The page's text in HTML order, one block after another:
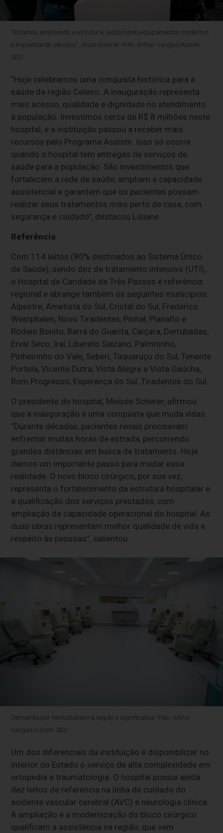
"Estamos ampliando a estrutura, adquirindo equipamentos modernos
e implantando serviços", disse Gabriel -Foto: Arthur Vargas/Ascom
SES
“Hoje celebramos uma conquista histórica para a
saúde da região Celeiro. A inauguração representa
mais acesso, qualidade e dignidade no atendimento
à população. Investimos cerca de R$ 8 milhões neste
hospital, e a instituição passou a receber mais
recursos pelo Programa Assistir. Isso só ocorre
quando o hospital tem entregas de serviços de
saúde para a população. São investimentos que
fortalecem a rede de saúde, ampliam a capacidade
assistencial e garantem que os pacientes possam
realizar seus tratamentos mais perto de casa, com
segurança e cuidado”, destacou Lisiane.
Referência
Com 114 leitos (80% destinados ao Sistema Único
de Saúde), sendo dez de tratamento intensivo (UTI),
o Hospital de Caridade de Três Passos é referência
regional e abrange também os seguintes municípios:
Alpestre, Ametista do Sul, Cristal do Sul, Frederico
Westphalen, Novo Tiradentes, Pinhal, Planalto e
Rodeio Bonito, Barra do Guarita, Caiçara, Derrubadas,
Erval Seco, Iraí, Liberato Salzano, Palmitinho,
Pinheirinho do Vale, Seberi, Taquaruçu do Sul, Tenente
Portela, Vicente Dutra, Vista Alegre e Vista Gaúcha,
Bom Progresso, Esperança do Sul, Tiradentes do Sul.
O presidente do hospital, Moisés Scherer, afirmou
que a inauguração é uma conquista que muda vidas.
“Durante décadas, pacientes renais precisavam
enfrentar muitas horas de estrada, percorrendo
grandes distâncias em busca de tratamento. Hoje
damos um importante passo para mudar essa
realidade. O novo bloco cirúrgico, por sua vez,
representa o fortalecimento da estrutura hospitalar e
a qualificação dos serviços prestados, com
ampliação da capacidade operacional do hospital. As
duas obras representam melhor qualidade de vida e
respeito às pessoas”, salientou.
Demanda por hemodiálise na região é significativa -Foto: Arthur
Vargas/Ascom SES
Um dos diferenciais da instituição é disponibilizar no
interior do Estado o serviço de alta complexidade em
ortopedia e traumatologia. O hospital possui ainda
dez leitos de referência na linha de cuidado do
acidente vascular cerebral (AVC) e neurologia clínica.
A ampliação e a modernização do bloco cirúrgico
qualificam a assistência na região, que vem